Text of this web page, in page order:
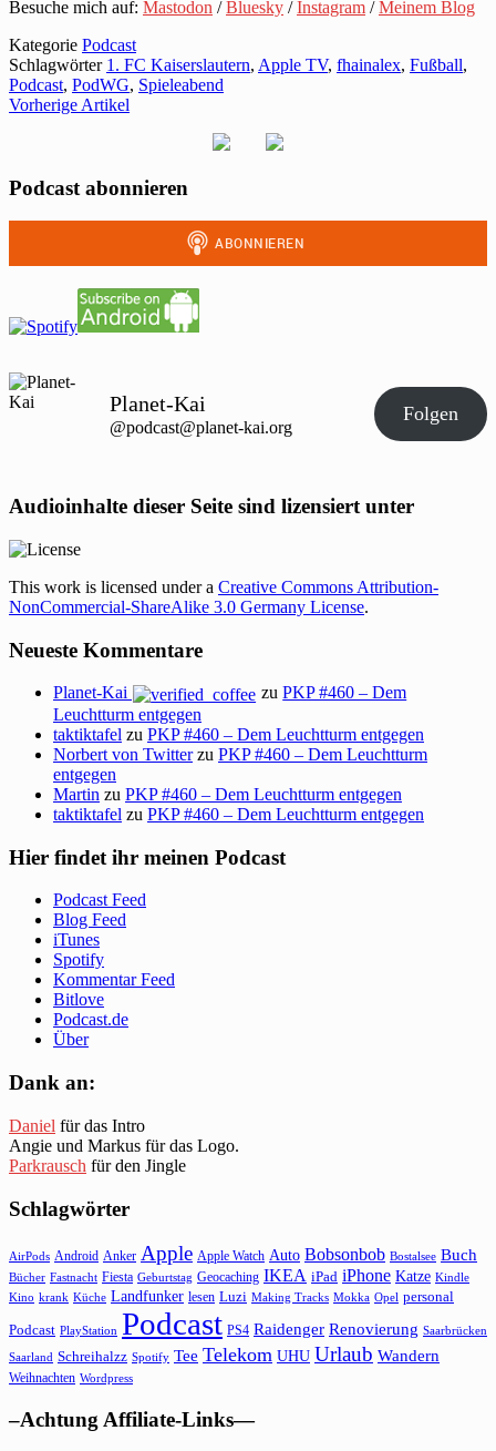
Besuche mich auf: Mastodon /Bluesky /Instagram /Meinem Blog
Kategorie Podcast
Schlagwörter 1. FC Kaiserslautern, Apple TV, fhainalex, Fußball,
Podcast, PodWG, Spieleabend
Vorherige Artikel
Podcast abonnieren
Planet-Kai
@podcast@planet-kai.org
Folgen
Audioinhalte dieser Seite sind lizensiert unter
This work is licensed under a Creative Commons Attribution-
NonCommercial-ShareAlike 3.0 Germany License.
Neueste Kommentare
Planet-Kai zuPKP #460 – Dem
Leuchtturm entgegen
taktiktafel zu PKP #460 – Dem Leuchtturm entgegen
Norbert von Twitterzu PKP #460 – Dem Leuchtturm
entgegen
Martin zu PKP #460 – Dem Leuchtturm entgegen
taktiktafel zu PKP #460 – Dem Leuchtturm entgegen
Hier findet ihr meinen Podcast
Podcast Feed
Blog Feed
iTunes
Spotify
Kommentar Feed
Bitlove
Podcast.de
Über
Dank an:
Daniel für das Intro
Angie und Markus für das Logo.
Parkrausch für den Jingle
Schlagwörter
AirPods Android Anker Apple Apple Watch Auto Bobsonbob Bostalsee Buch
Bücher Fastnacht Fiesta Geburtstag Geocaching IKEA iPad iPhone Katze Kindle
Kino krank Küche Landfunker lesen Luzi Making Tracks Mokka Opel personal
Podcast PlayStation Podcast PS4 Raidenger Renovierung Saarbrücken
Saarland Schreihalzz Spotify Tee Telekom UHU Urlaub Wandern
Weihnachten Wordpress
–Achtung Affiliate-Links—